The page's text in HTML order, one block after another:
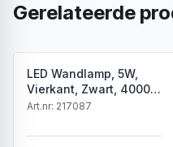
Gerelateerde
LED Wandlamp, 5W,
Vierkant, Zwart, 4000K
Neutraal Wit
Art.nr: 217087